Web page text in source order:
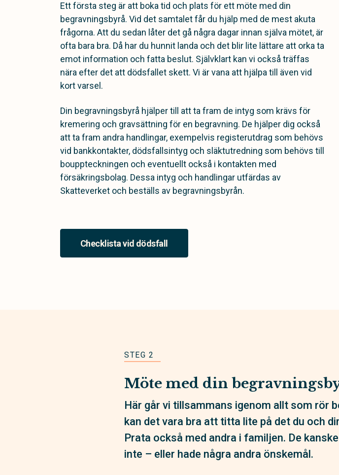
Ett första steg är att boka tid och plats för ett möte med din
begravningsbyrå. Vid det samtalet får du hjälp med de mest akuta
frågorna. Att du sedan låter det gå några dagar innan själva mötet, är
ofta bara bra. Då har du hunnit landa och det blir lite lättare att orka ta
emot information och fatta beslut. Självklart kan vi också träffas
nära efter det att dödsfallet skett. Vi är vana att hjälpa till även vid
kort varsel.
Din begravningsbyrå hjälper till att ta fram de intyg som krävs för
kremering och gravsättning för en begravning. De hjälper dig också
att ta fram andra handlingar, exempelvis registerutdrag som behövs
vid bankkontakter, dödsfallsintyg och släktutredning som behövs till
bouppteckningen och eventuellt också i kontakten med
försäkringsbolag. Dessa intyg och handlingar utfärdas av
Skatteverket och beställs av begravningsbyrån.
Checklista vid dödsfall
STEG 2
Möte med din
Här går vi tillsammans igenom allt som rör
kan det vara bra att titta lite på det du och
Prata också med andra i familjen. De
inte – eller hade några andra önskemål.